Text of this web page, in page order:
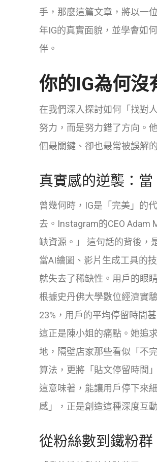
手，那麼這篇文章，將以一
年IG的真實面貌，並學會如
伴。
你的IG為何沒
在我們深入探討如何「找對
努力，而是努力錯了方向。
個最關鍵、卻也最常被誤解
真實感的逆襲：
曾幾何時，IG是「完美」的
去。Instagram的CEO
缺資源。」
這句話的背後，
當AI繪圖、影片生成工具的
就失去了稀缺性。用戶的眼
根據史丹佛大學數位經濟實
23%，用戶的平均停留時間
這正是陳小姐的痛點。她追
地，隔壁店家那些看似「不
算法，更將「貼文停留時間
這意味著，能讓用戶停下來
感」，正是創造這種深度互
從粉絲數到鐵粉